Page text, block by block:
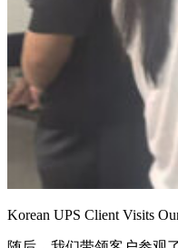
Korean UPS Client Visits